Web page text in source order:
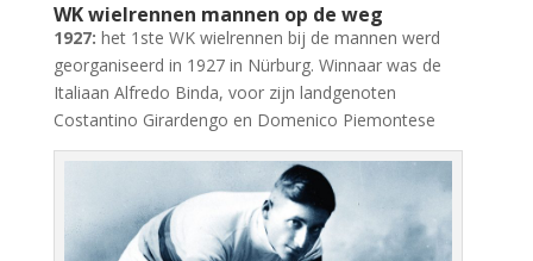
WK wielrennen mannen op de weg
1927: het 1ste WK wielrennen bij de mannen werd
georganiseerd in 1927 in Nürburg. Winnaar was de
Italiaan Alfredo Binda, voor zijn landgenoten
Costantino Girardengo en Domenico Piemontese